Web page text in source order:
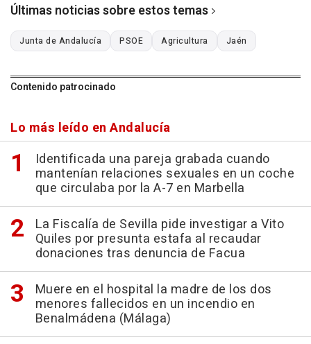
Últimas noticias sobre estos temas
Junta de Andalucía PSOE Agricultura Jaén
Contenido patrocinado
Lo más leído en Andalucía
Identificada una pareja grabada cuando
mantenían relaciones sexuales en un coche
que circulaba por la A-7 en Marbella
La Fiscalía de Sevilla pide investigar a Vito
Quiles por presunta estafa al recaudar
donaciones tras denuncia de Facua
Muere en el hospital la madre de los dos
menores fallecidos en un incendio en
Benalmádena (Málaga)